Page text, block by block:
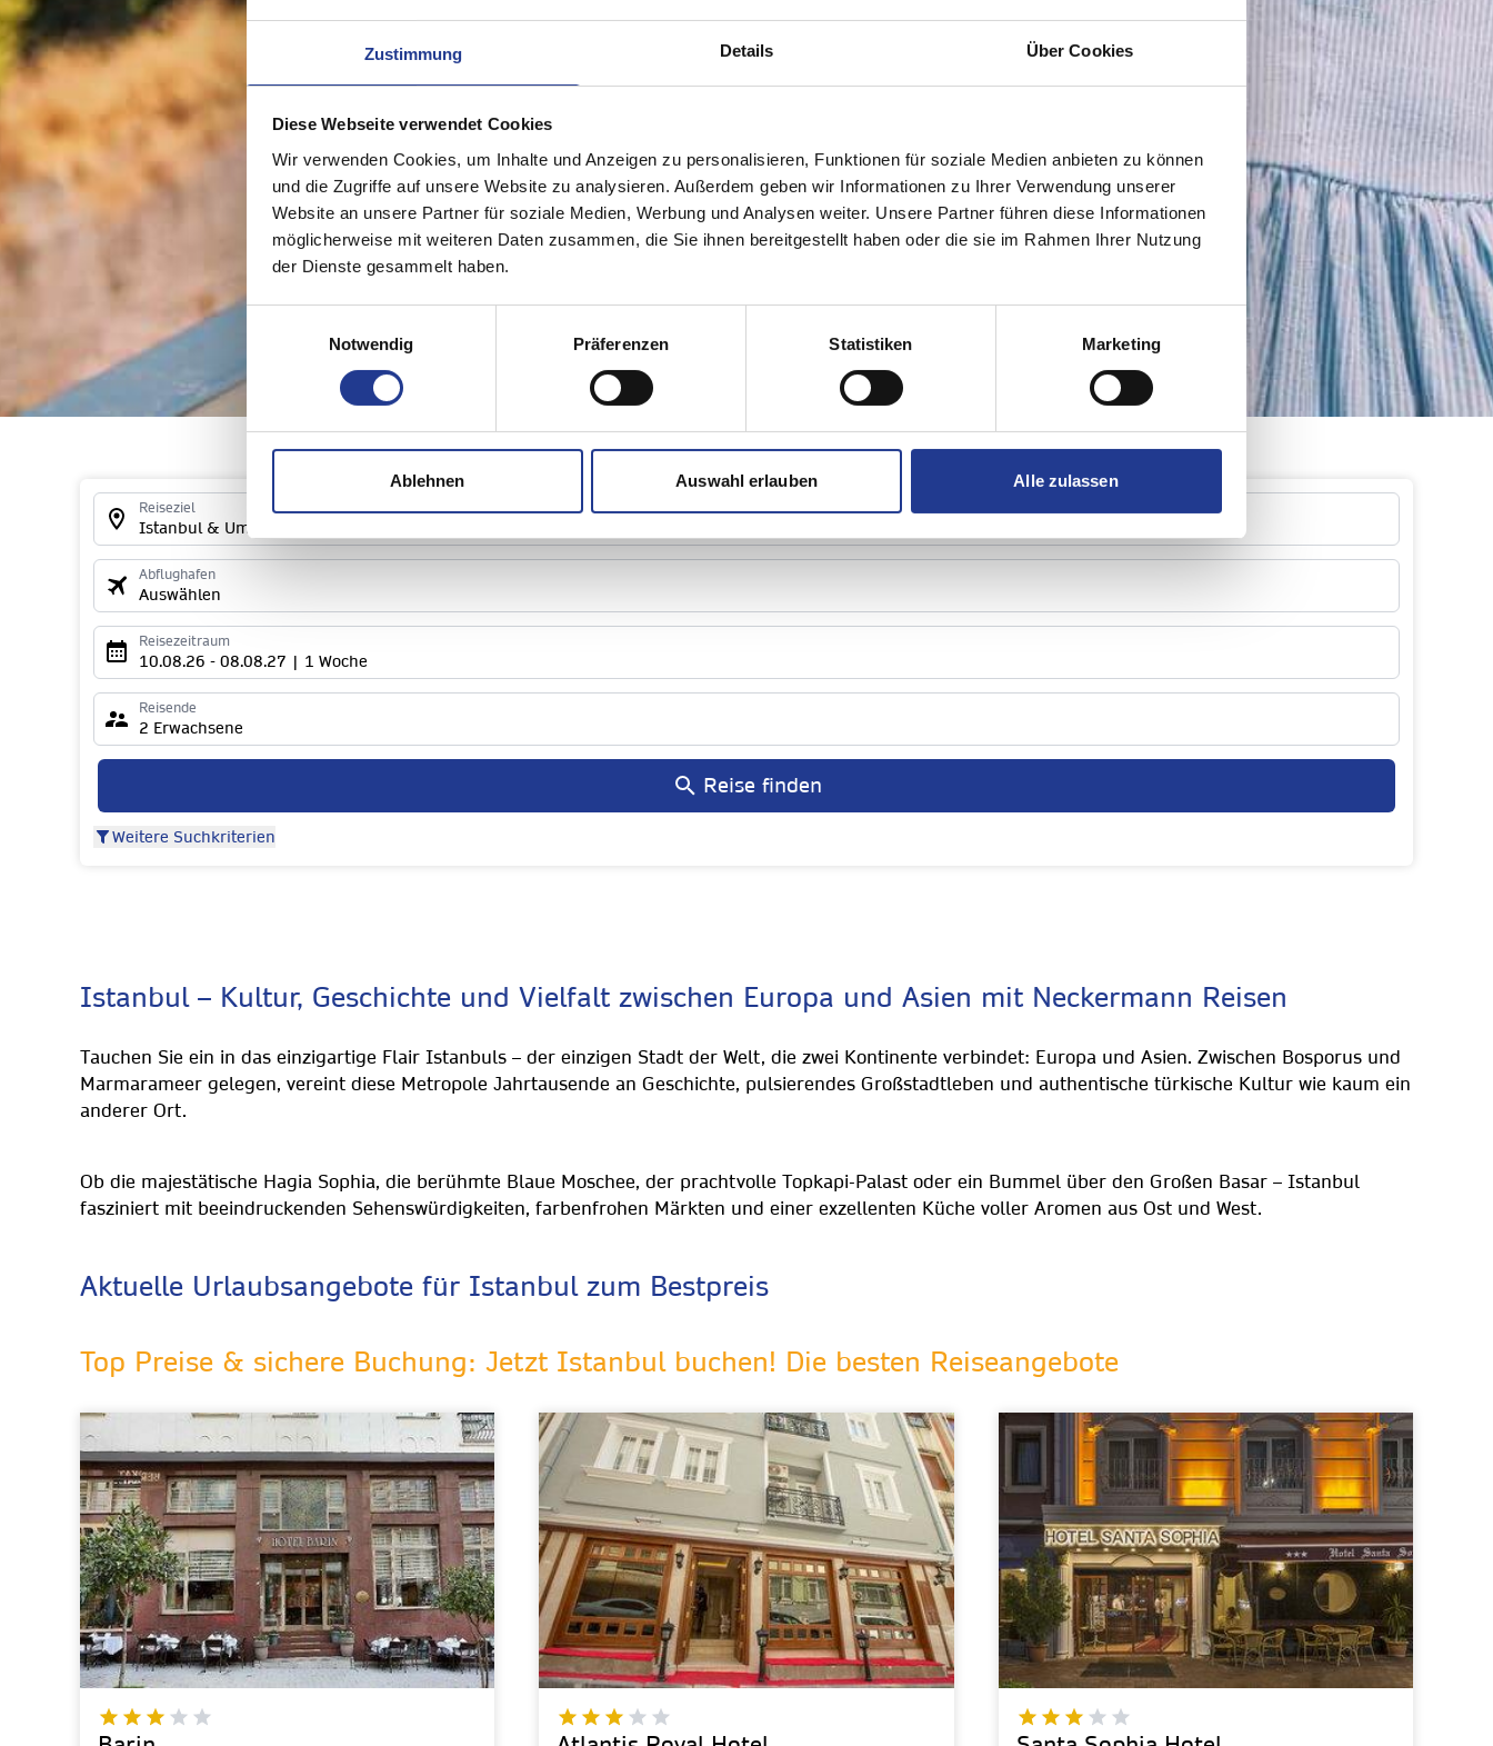
Zustimmung Details Über Cookies
Diese Webseite verwendet Cookies
Wir verwenden Cookies, um Inhalte und Anzeigen zu personalisieren, Funktionen für soziale Medien anbieten zu können
und die Zugriffe auf unsere Website zu analysieren. Außerdem geben wir Informationen zu Ihrer Verwendung unserer
Website an unsere Partner für soziale Medien, Werbung und Analysen weiter. Unsere Partner führen diese Informationen
möglicherweise mit weiteren Daten zusammen, die Sie ihnen bereitgestellt haben oder die sie im Rahmen Ihrer Nutzung
der Dienste gesammelt haben.
Notwendig
Präferenzen Statistiken Marketing
Ablehnen Auswahl erlauben Alle zulassen
Reiseziel
Istanbul & Umgebung
Abflughafen
Auswählen
Reisezeitraum
10.08.26 - 08.08.27 | 1 Woche
Reisende
2 Erwachsene
Reise finden
Weitere Suchkriterien
Istanbul – Kultur, Geschichte und Vielfalt zwischen Europa und Asien mit Neckermann Reisen
Tauchen Sie ein in das einzigartige Flair Istanbuls – der einzigen Stadt der Welt, die zwei Kontinente verbindet: Europa und Asien. Zwischen Bosporus und
Marmarameer gelegen, vereint diese Metropole Jahrtausende an Geschichte, pulsierendes Großstadtleben und authentische türkische Kultur wie kaum ein
anderer Ort.
Ob die majestätische Hagia Sophia, die berühmte Blaue Moschee, der prachtvolle Topkapi-Palast oder ein Bummel über den Großen Basar – Istanbul
fasziniert mit beeindruckenden Sehenswürdigkeiten, farbenfrohen Märkten und einer exzellenten Küche voller Aromen aus Ost und West.
Aktuelle Urlaubsangebote für Istanbul zum Bestpreis
Top Preise & sichere Buchung: Jetzt Istanbul buchen! Die besten Reiseangebote